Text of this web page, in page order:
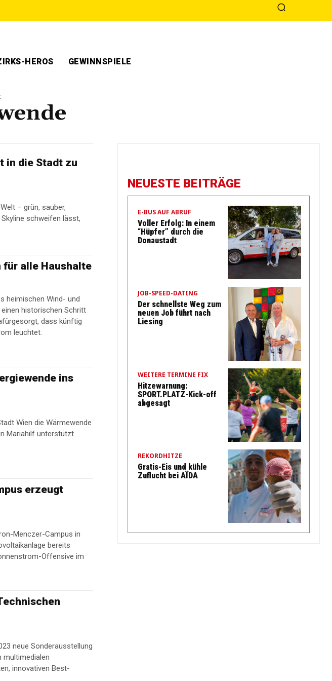
HEROS GEWINNSPIELE
in die Stadt zu
– grün, sauber,
schweifen lässt,
für alle Haushalte
heimischen Wind- und
historischen Schritt
dass künftig
leuchtet.
ins
Wien die Wärmewende
Mariahilf unterstützt
erzeugt
Menczer-Campus in
bereits
Offensive im
neue Sonderausstellung
innovativen Best-
NEUESTE BEITRÄGE
E-BUS AUF ABRUF
Voller Erfolg: In einem
“Hüpfer” durch die
Donaustadt
JOB-SPEED-DATING
Der schnellste Weg zum
neuen Job führt nach
Liesing
WEITERE TERMINE FIX
Hitzewarnung:
SPORT.PLATZ-Kick-off
abgesagt
REKORDHITZE
Gratis-Eis und kühle
Zuflucht bei AÏDA